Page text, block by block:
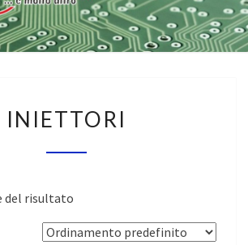
Servizi
E
Molto
Altro
INIETTORI
del risultato